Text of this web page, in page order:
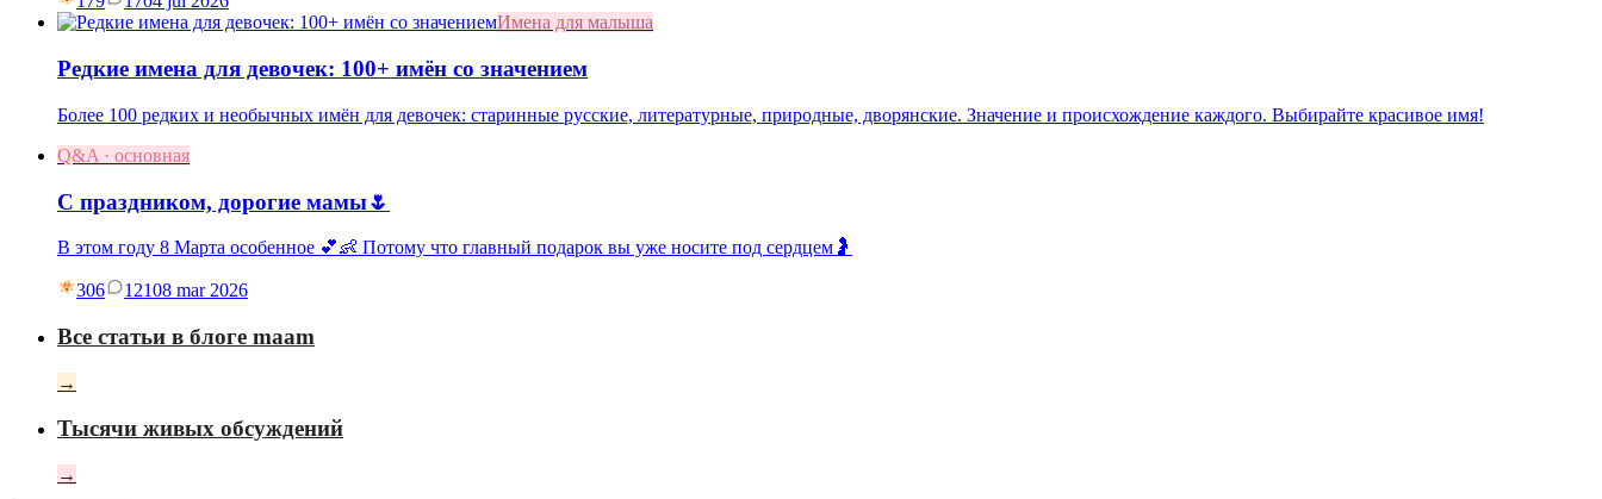
Имена для малыша
Редкие имена для девочек: 100+ имён со значением
Более 100 редких и необычных имён для девочек: старинные русские, литературные, природные, дворянские. Значение и происхождение каждого. Выбирайте красивое имя!
Q&A · основная
С праздником, дорогие мамы🌷
В этом году 8 Марта особенное 💕👶 Потому что главный подарок вы уже носите под сердцем🤰
306 12108 mar 2026
Все статьи в блоге maam
→
Тысячи живых обсуждений
→